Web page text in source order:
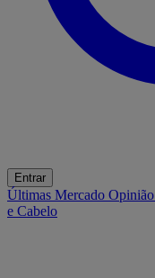
Entrar
Últimas Mercado Opinião
e Cabelo